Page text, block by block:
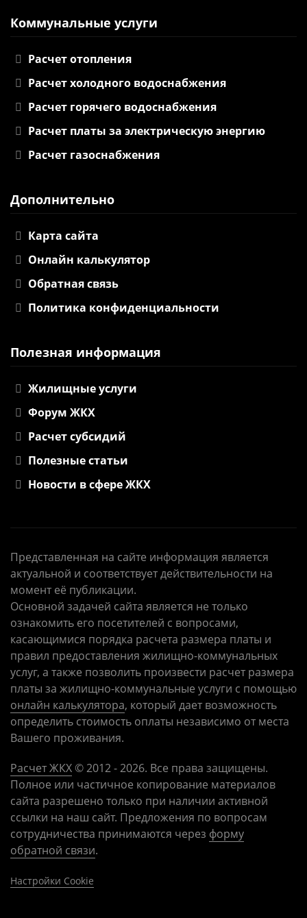
Коммунальные услуги
Расчет отопления
Расчет холодного водоснабжения
Расчет горячего водоснабжения
Расчет платы за электрическую энергию
Расчет газоснабжения
Дополнительно
Карта сайта
Онлайн калькулятор
Обратная связь
Политика конфиденциальности
Полезная информация
Жилищные услуги
Форум ЖКХ
Расчет субсидий
Полезные статьи
Новости в сфере ЖКХ
Представленная на сайте информация является
актуальной и соответствует действительности на
момент её публикации.
Основной задачей сайта является не только
ознакомить его посетителей с вопросами,
касающимися порядка расчета размера платы и
правил предоставления жилищно-коммунальных
услуг, а также позволить произвести расчет размера
платы за жилищно-коммунальные услуги с помощью
онлайн калькулятора, который дает возможность
определить стоимость оплаты независимо от места
Вашего проживания.
Расчет ЖКХ ©2012- 2026. Все права защищены.
Полное или частичное копирование материалов
сайта разрешено только при наличии активной
ссылки на наш сайт. Предложения по вопросам
сотрудничества принимаются через форму
обратной связи.
Настройки Cookie